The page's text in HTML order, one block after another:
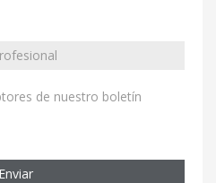
de nuestro boletín
Enviar